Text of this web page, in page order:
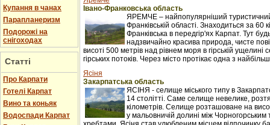
Купання в чанах
Парапланеризм
Подорожі на
снігоходах
Статті
Про Карпати
Готелі Карпат
Вино та коньяк
Водоспади Карпат
Івано-Франковська область
ЯРЕМЧЕ – найпопулярніший
Франківській області. Знаходиться за 60
Франківська в передгір'ях Карпат. Тут
надзвичайно красива природа, чисте
висоті 500 метрів над рівнем моря в гірській ущелині
гірських потоків. Через місто протікає одна з
Ясіня
Закарпатська область
ЯСІНЯ - селище міського типу в
14 столітті. Саме селище невелике,
кілометрів. Селище розташоване на
у мальовничій долині між